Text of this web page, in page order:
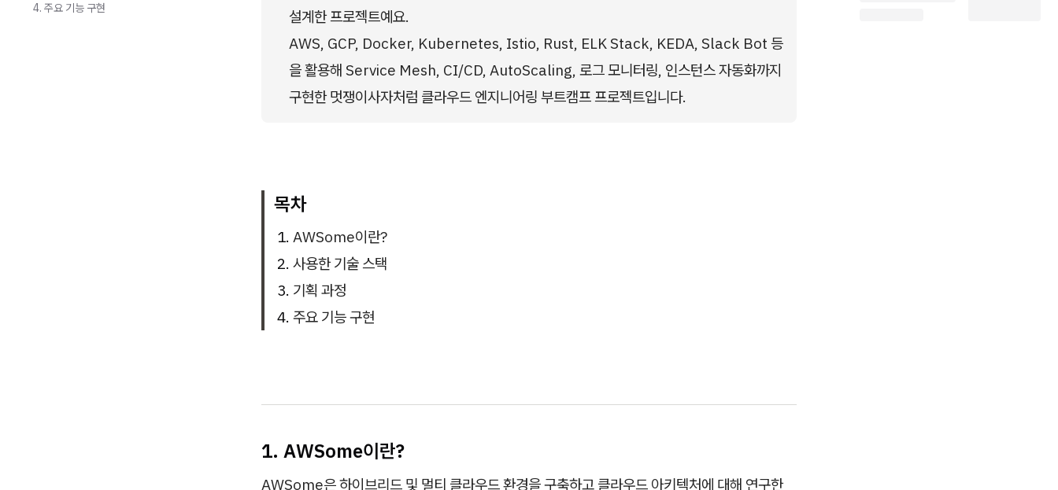
설계한 프로젝트예요.
AWS, GCP, Docker, Kubernetes, Istio, Rust, ELK Stack, KEDA, Slack Bot 등
을 활용해 Service Mesh, CI/CD, AutoScaling, 로그 모니터링, 인스턴스 자동화까지
구현한 멋쟁이사자처럼 클라우드 엔지니어링 부트캠프 프로젝트입니다.
목차
AWSome이란?
사용한 기술 스택
기획 과정
주요 기능 구현
1. AWSome이란?
AWSome은 하이브리드 및 멀티 클라우드 환경을 구축하고 클라우드 아키텍처에 대해 연구한
4. 주요 기능 구현